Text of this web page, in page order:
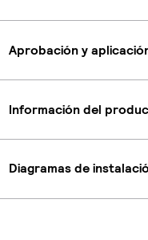
Aprobación y
Información del
Diagramas de